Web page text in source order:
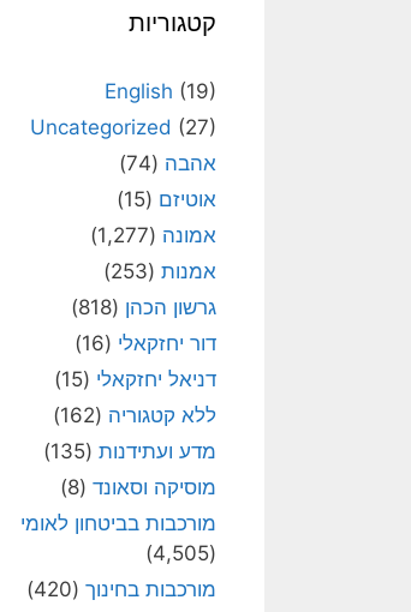
קטגוריות
English (19)
Uncategorized (27)
אהבה (74)
אוטיזם (15)
אמונה (1,277)
אמנות (253)
גרשון הכהן (818)
דור יחזקאלי (16)
דניאל יחזקאלי (15)
ללא קטגוריה (162)
מדע ועתידנות (135)
מוסיקה וסאונד (8)
מורכבות בביטחון לאומי
(4,505)
מורכבות בחינוך (420)